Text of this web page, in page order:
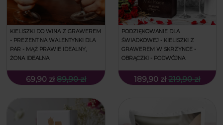
KIELISZKI DO WINA Z GRAWEREM
- PREZENT NA WALENTYNKI DLA
PAR - MĄŻ PRAWIE IDEALNY,
ŻONA IDEALNA
69,90 zł 89,90 zł
PODZIĘKOWANIE DLA
ŚWIADKOWEJ - KIELISZKI Z
GRAWEREM W SKRZYNCE -
OBRĄCZKI - PODWÓJNA
189,90 zł 219,90 zł